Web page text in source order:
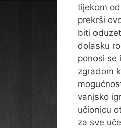
tijekom
prekrši
biti
dolasku
ponosi se
zgradom
vanjsko
učionicu
za sve